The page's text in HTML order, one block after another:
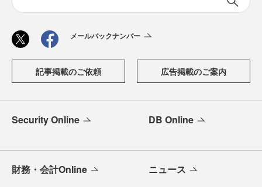
メールバックナンバー
記事掲載のご依頼 広告掲載のご案内
Security Online DB Online
財務・会計Online ニュース